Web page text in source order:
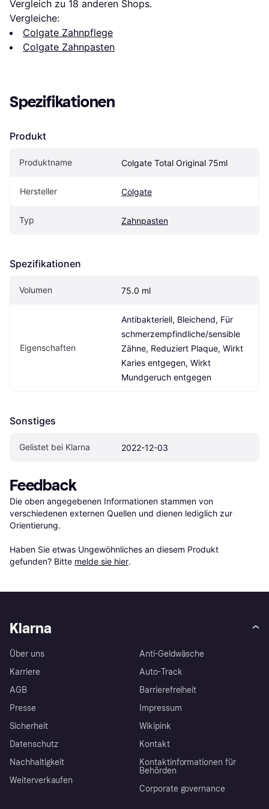
Vergleich zu 18 anderen Shops.
Vergleiche:
Colgate Zahnpflege
Colgate Zahnpasten
Spezifikationen
Produkt
Produktname Colgate Total Original 75ml
Hersteller Colgate
Typ Zahnpasten
Spezifikationen
Volumen 75.0 ml
Eigen­schaften
Antibakteriell, Bleichend, Für
schmerzempfindliche/sensible
Zähne, Reduziert Plaque, Wirkt
Karies entgegen, Wirkt
Mundgeruch entgegen
Sonstiges
Gelistet bei Klarna 2022-12-03
Feedback
Die oben angegebenen Informationen stammen von
verschiedenen externen Quellen und dienen lediglich zur
Orientierung.
Haben Sie etwas Ungewöhnliches an diesem Produkt
gefunden? Bitte melde sie hier.
Klarna
Über uns
Karriere
AGB
Presse
Sicherheit
Datenschutz
Nachhaltigkeit
Weiterverkaufen
Anti-Geldwäsche
Auto-Track
Barrierefreiheit
Impressum
Wikipink
Kontakt
Kontaktinformationen für
Behörden
Corporate governance